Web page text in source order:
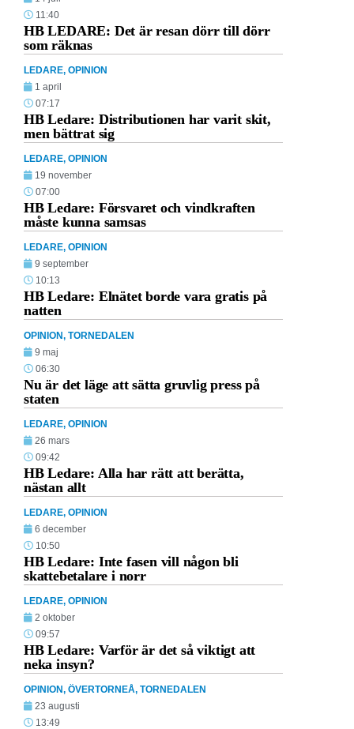
11:40
HB LEDARE: Det är resan dörr till dörr
som räknas
LEDARE, OPINION
1 april
07:17
HB Ledare: Distributionen har varit skit,
men bättrat sig
LEDARE, OPINION
19 november
07:00
HB Ledare: Försvaret och vindkraften
måste kunna samsas
LEDARE, OPINION
9 september
10:13
HB Ledare: Elnätet borde vara gratis på
natten
OPINION, TORNEDALEN
9 maj
06:30
Nu är det läge att sätta gruvlig press på
staten
LEDARE, OPINION
26 mars
09:42
HB Ledare: Alla har rätt att berätta,
nästan allt
LEDARE, OPINION
6 december
10:50
HB Ledare: Inte fasen vill någon bli
skattebetalare i norr
LEDARE, OPINION
2 oktober
09:57
HB Ledare: Varför är det så viktigt att
neka insyn?
OPINION, ÖVERTORNEÅ, TORNEDALEN
23 augusti
13:49